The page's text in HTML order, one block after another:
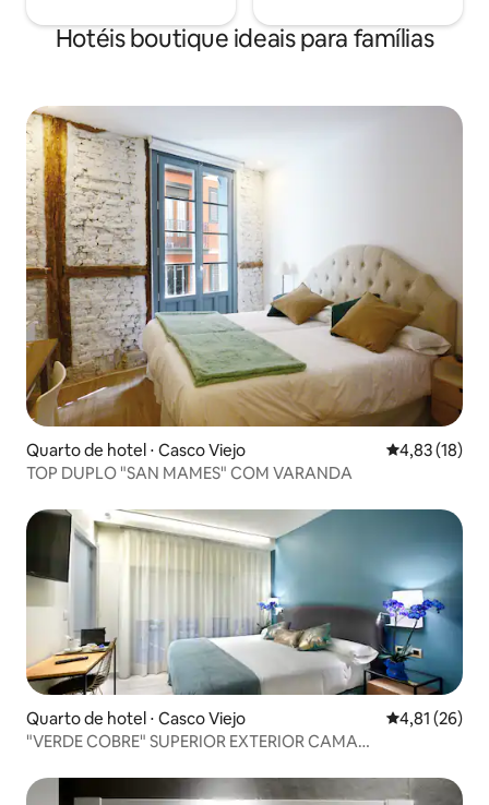
Hotéis boutique ideais para famílias
Quarto de hotel ⋅ Casco Viejo 4,83 de uma
4,83 (18)
TOP DUPLO "SAN MAMES" COM VARANDA
Quarto de hotel ⋅ Casco Viejo 4,81 de uma
4,81 (26)
"VERDE COBRE" SUPERIOR EXTERIOR CAMA